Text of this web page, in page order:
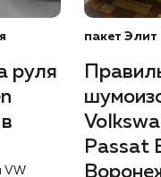
руля
VW
пакет
Passat